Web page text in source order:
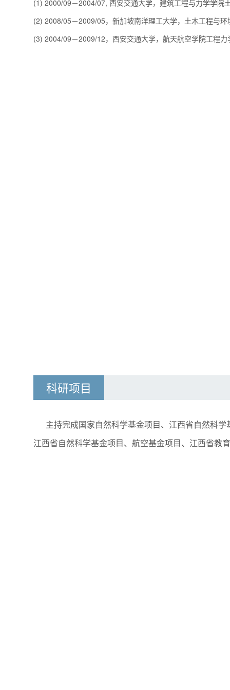
(1) 2000/09－2004/07, 西安交通大学，建筑工程与力学学院
(2) 2008/05－2009/05，新加坡南洋理工大学，土木工程与
(3) 2004/09－2009/12，西安交通大学，航天航空学院工程力
科研项目
主持完成国家自然科学基金项目、江西省自然科
江西省自然科学基金项目、航空基金项目、江西省教